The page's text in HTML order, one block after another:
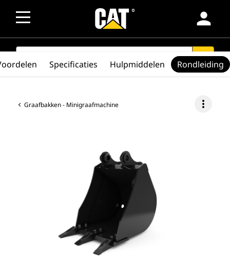
person
SEARCH search
Graafbakken - Minigraafmachine more_vert
Specificaties Hulpmiddelen Rondleiding